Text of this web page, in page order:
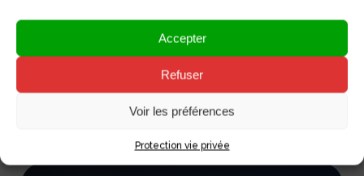
Accepter
Refuser
Voir les préférences
Protection vie privée